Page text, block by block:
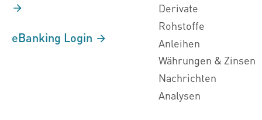
eBanking Login
Derivate
Rohstoffe
Anleihen
Währungen & Zinsen
Nachrichten
Analysen